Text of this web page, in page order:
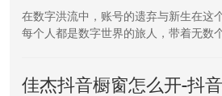
在数字洪流中，账号的遗弃与新生在这
每个人都是数字世界的旅人，带着无数
佳杰抖音橱窗怎么开-抖